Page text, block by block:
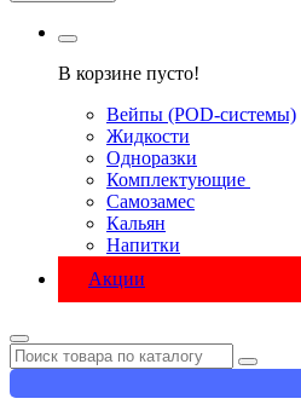
В корзине пусто!
Вейпы (POD-системы)
Жидкости
Одноразки
Комплектующие
Самозамес
Кальян
Напитки
Акции